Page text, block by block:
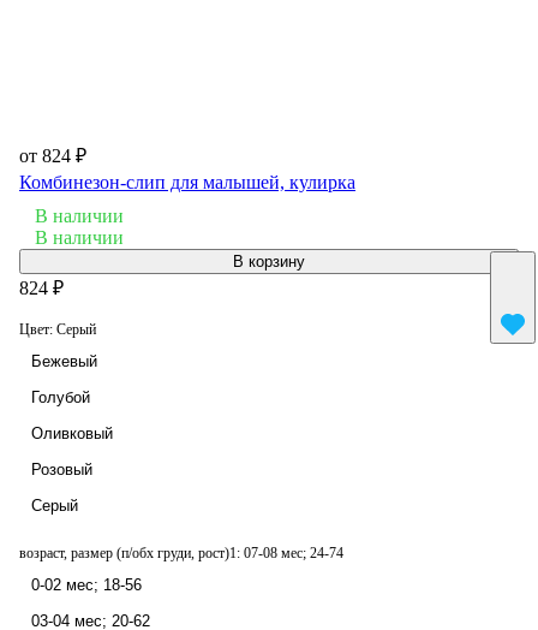
от 824 ₽
Комбинезон-слип для малышей, кулирка
В наличии
В наличии
В корзину
824 ₽
Цвет: Серый
Бежевый
Голубой
Оливковый
Розовый
Серый
возраст, размер (п/обх груди, рост)1: 07-08 мес; 24-74
0-02 мес; 18-56
03-04 мес; 20-62